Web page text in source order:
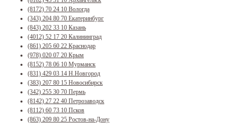
(8172) 70 24 10 Вологда
(343) 204 80 70 Екатеринбург
(843) 202 33 10 Казань
(4012) 52 17 20 Калининград
(861) 205 60 22 Краснодар
(978) 020 07 20 Крым
(8152) 78 06 10 Мурманск
(831) 429 03 14 Н.Новгород
(383) 207 80 15 Новосибирск
(342) 255 30 70 Пермь
(8142) 27 22 40 Петрозаводск
(8112) 60 73 10 Псков
(863) 209 80 25 Ростов-на-Дону